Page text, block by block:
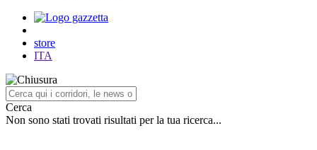
store
ITA
Cerca
Non sono stati trovati risultati per la tua ricerca...